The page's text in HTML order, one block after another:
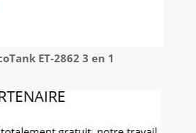
ET-2862 3 en 1